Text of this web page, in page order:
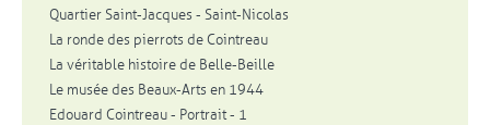
Quartier Saint-Jacques - Saint-Nicolas
La ronde des pierrots de Cointreau
La véritable histoire de Belle-Beille
Le musée des Beaux-Arts en 1944
Edouard Cointreau - Portrait - 1